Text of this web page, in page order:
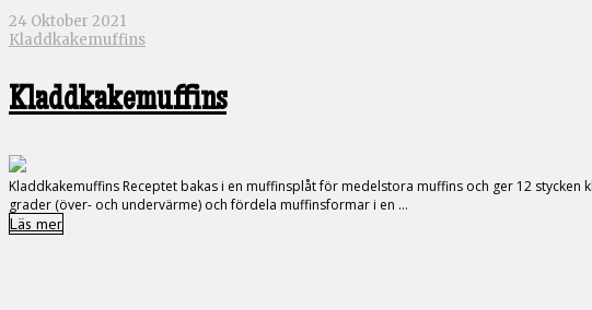
24 Oktober 2021
Kladdkakemuffins
Kladdkakemuffins
Kladdkakemuffins Receptet bakas i en muffinsplåt för medelstora muffins och ger 12
grader (över- och undervärme) och fördela muffinsformar i en ...
Läs mer